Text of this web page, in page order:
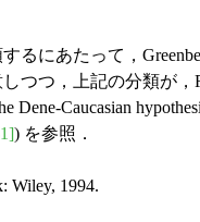
にあたって，
つつ，上記の分類が，
Caucasian
) を参照．
Wiley, 1994.